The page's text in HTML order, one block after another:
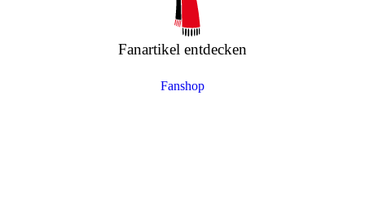
Fanartikel entdecken
Fanshop